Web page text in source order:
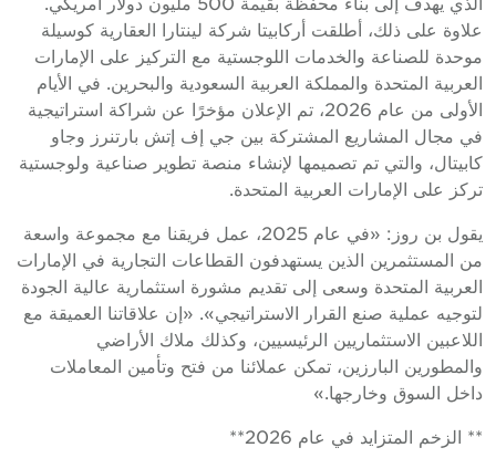
علاوة على ذلك، أطلقت أركابيتا شركة لينتارا العقارية كوسيلة
موحدة للصناعة والخدمات اللوجستية مع التركيز على الإمارات
العربية المتحدة والمملكة العربية السعودية والبحرين. في الأيام
الأولى من عام 2026، تم الإعلان مؤخرًا عن شراكة استراتيجية
في مجال المشاريع المشتركة بين جي إف إتش بارتنرز وجاو
كابيتال، والتي تم تصميمها لإنشاء منصة تطوير صناعية ولوجستية
تركز على الإمارات العربية المتحدة.
يقول بن روز: «في عام 2025، عمل فريقنا مع مجموعة واسعة
من المستثمرين الذين يستهدفون القطاعات التجارية في الإمارات
العربية المتحدة وسعى إلى تقديم مشورة استثمارية عالية الجودة
لتوجيه عملية صنع القرار الاستراتيجي». «إن علاقاتنا العميقة مع
اللاعبين الاستثماريين الرئيسيين، وكذلك ملاك الأراضي
والمطورين البارزين، تمكن عملائنا من فتح وتأمين المعاملات
داخل السوق وخارجها.»
** الزخم المتزايد في عام 2026**